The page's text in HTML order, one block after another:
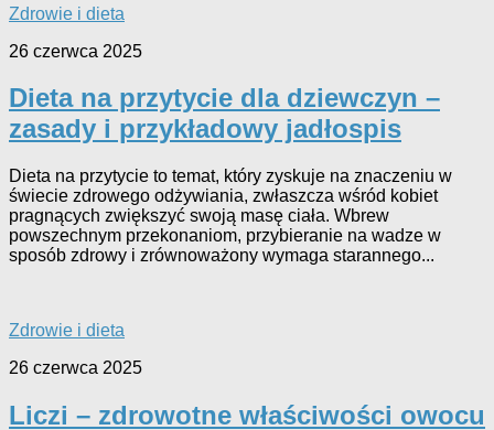
Zdrowie i dieta
26 czerwca 2025
Dieta na przytycie dla dziewczyn –
zasady i przykładowy jadłospis
Dieta na przytycie to temat, który zyskuje na znaczeniu w
świecie zdrowego odżywiania, zwłaszcza wśród kobiet
pragnących zwiększyć swoją masę ciała. Wbrew
powszechnym przekonaniom, przybieranie na wadze w
sposób zdrowy i zrównoważony wymaga starannego...
Zdrowie i dieta
26 czerwca 2025
Liczi – zdrowotne właściwości owocu